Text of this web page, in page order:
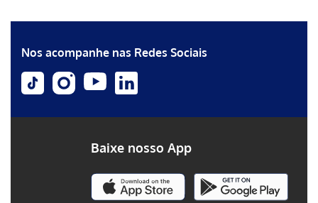
Nos acompanhe nas Redes Sociais
Baixe nosso App